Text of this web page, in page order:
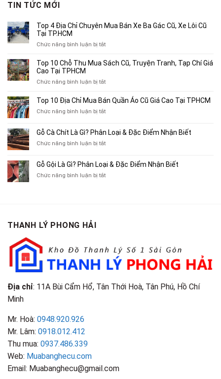
TIN TỨC MỚI
Top 4 Địa Chỉ Chuyên Mua Bán Xe Ba Gác Cũ, Xe Lôi Cũ
Tại TP.HCM
Chức năng bình luận bị tắtở
4
Chuyên
Bán
Xe
Cũ,
Xe
Cũ
TP.HCM
Top 10 Chỗ Thu Mua Sách Cũ, Truyện Tranh, Tạp Chí Giá
Cao Tại TPHCM
Chức năng bình luận bị tắtở
10
Thu
Sách
Tạp
Chí
Top 10 Địa Chỉ Mua Bán Quần Áo Cũ Giá Cao Tại TPHCM
Chức năng bình luận bị tắtở
Địa
Chỉ
Bán
Áo
Gỗ Cà Chít Là Gì? Phân Loại & Đặc Điểm Nhận Biết
Chức năng bình luận bị tắtở
Chít
Là
Gỗ Gội Là Gì? Phân Loại & Đặc Điểm Nhận Biết
Chức năng bình luận bị tắtở
Điểm
Nhận
Biết
THANH LÝ PHONG HẢI
Địa chỉ: 11A Bùi Cẩm Hổ, Tân Thới Hoà, Tân Phú, Hồ Chí
Minh
Mr. Hoà: 0948.920.926
Mr. Lâm: 0918.012.412
Thu mua: 0937.486.339
Web: Muabanghecu.com
Email: Muabanghecu@gmail.com